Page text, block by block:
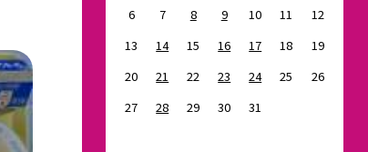
6
7 8 9 10 11
12
13
14 15 16 17 18
19
20
21 22 23 24 25
26
27
28 29 30 31